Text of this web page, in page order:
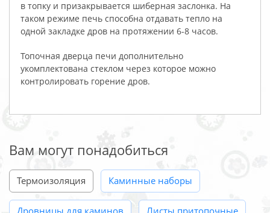
в топку и призакрывается шиберная заслонка. На
таком режиме печь способна отдавать тепло на
одной закладке дров на протяжении 6-8 часов.
Топочная дверца печи дополнительно
укомплектована стеклом через которое можно
контролировать горение дров.
Вам могут понадобиться
Термоизоляция Каминные наборы